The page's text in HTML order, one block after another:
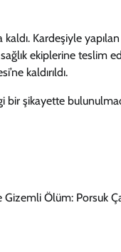
kaldı. Kardeşiyle
ekiplerine teslim
kaldırıldı.
bir şikayette
Gizemli Ölüm: Porsuk